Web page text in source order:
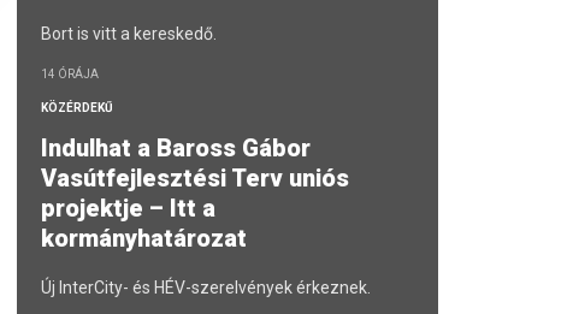
Bort is vitt a kereskedő.
14 ÓRÁJA
KÖZÉRDEKŰ
Indulhat a Baross Gábor
Vasútfejlesztési Terv uniós
projektje – Itt a
kormányhatározat
Új InterCity- és HÉV-szerelvények érkeznek.